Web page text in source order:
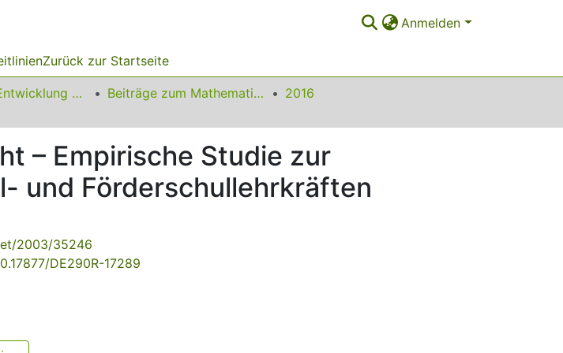
Anmelden
Zurück zur Startseite
Institut für Entwicklung und Erforschung des Mathematikunterrichts Beiträge zum Mathematikunterricht
2016
– Empirische Studie zur
und Förderschullehrkräften
2003/35246
DE290R-17289